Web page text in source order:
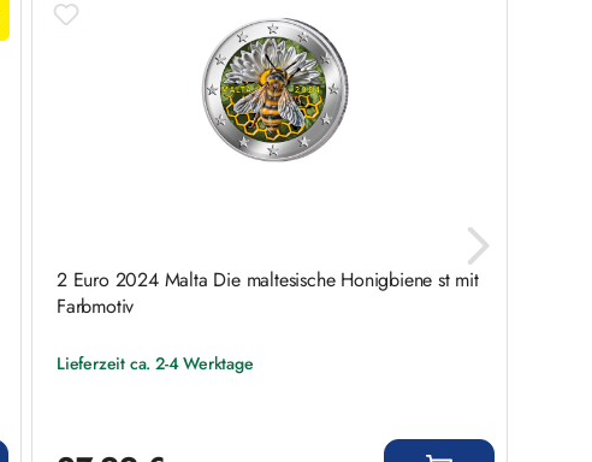
2 Euro 2024 Malta Die maltesische Honigbiene st mit
Farbmotiv
Lieferzeit ca. 2-4 Werktage